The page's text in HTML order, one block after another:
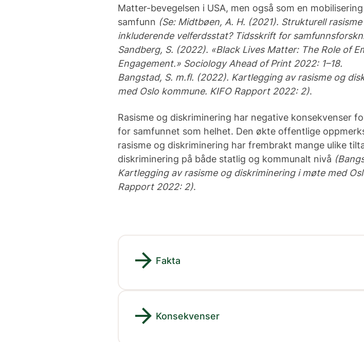
Matter-bevegelsen i USA, men også som en
samfunn (Se: Midtbøen, A. H. (2021). Strukturell
inkluderende velferdsstat? Tidsskrift for
Sandberg, S. (2022). «Black Lives Matter: The Role of
Engagement.» Sociology Ahead of Print 2022: 1–18.
Bangstad, S. m.fl. (2022). Kartlegging av rasisme og
med Oslo kommune. KIFO Rapport 2022: 2).
Rasisme og diskriminering har negative konsekvenser
for samfunnet som helhet. Den økte offentlige
rasisme og diskriminering har frembrakt mange ulike
diskriminering på både statlig og kommunalt nivå (
Kartlegging av rasisme og diskriminering i møte med
Rapport 2022: 2).
arrow_forward Fakta
arrow_forward Konsekvenser